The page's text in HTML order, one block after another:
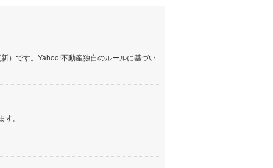
）です。Yahoo!不動産独自のルールに基づい
。